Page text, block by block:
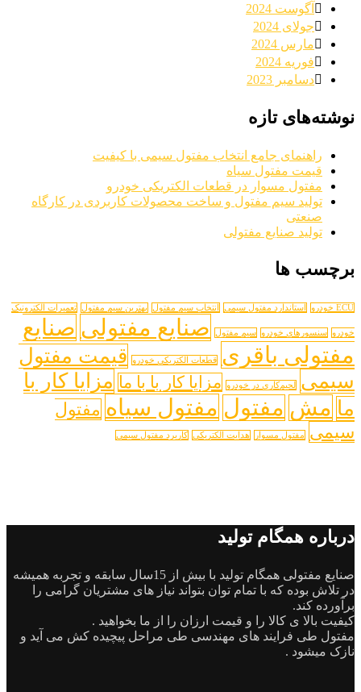
آگوست 2024
جولای 2024
مارس 2024
فوریه 2024
دسامبر 2023
نوشته‌های تازه
راهنمای جامع انتخاب مفتول سیمی با کیفیت
قیمت مفتول سیاه
مفتول مسوار در قطعات الکتریکی خودرو
تولید سیم مفتول و ساخت محصولات کاربردی در کارگاه
صنعتی
تولید صنایع مفتولی
برچسب ها
ECU خودرو استاندارد مفتول سیمی انتخاب سیم مفتول بهترین سیم مفتول تعمیرات الکترونیک
خودرو سنسورهای خودرو سیم مفتول صنایع مفتولی صنایع
مفتولی باقری
قطعات الکتریکی خودرو
قیمت مفتول
سیمی
لحیم‌کاری در خودرو مزایا کار با با ما مزایا کار با
ما مش مفتول مفتول سیاه مفتول
سیمی
مفتول مسوار هدایت الکتریکی کاریرد مفتول سیمی
درباره همگام تولید
صنایع مفتولی همگام تولید با بیش از 15سال سابقه و تجربه همیشه
در تلاش بوده که با تمام توان بتواند نیاز های مشتریان گرامی را
برآورده کند.
کیفیت بالا ی کالا را و قیمت ارزان را از ما بخواهید .
مفتول طی فرایند های مهندسی طی مراحل پیچیده کش می آید و
نازک میشود .